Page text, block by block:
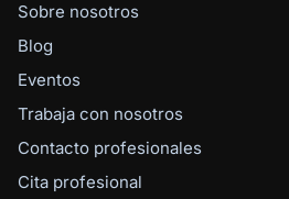
Sobre nosotros
Blog
Eventos
Trabaja con nosotros
Contacto profesionales
Cita profesional